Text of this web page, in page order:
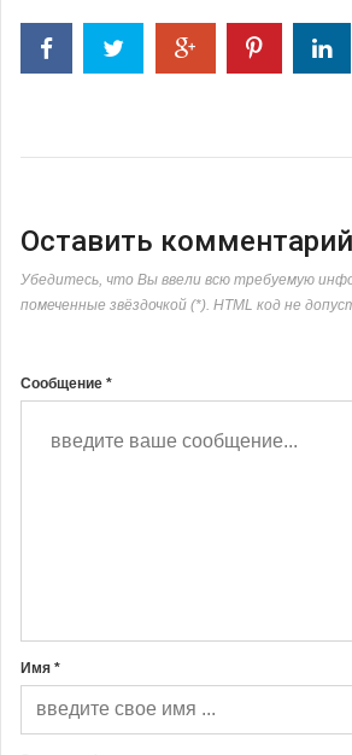
Оставить комментарий
Убедитесь, что Вы ввели всю требуемую
помеченные звёздочкой (*). HTML код не
Сообщение *
Имя *